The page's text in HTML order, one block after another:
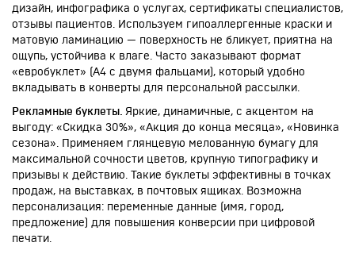
дизайн, инфографика о услугах, сертификаты специалистов,
отзывы пациентов. Используем гипоаллергенные краски и
матовую ламинацию — поверхность не бликует, приятна на
ощупь, устойчива к влаге. Часто заказывают формат
«евробуклет» (А4 с двумя фальцами), который удобно
вкладывать в конверты для персональной рассылки.
Рекламные буклеты. Яркие, динамичные, с акцентом на
выгоду: «Скидка 30%», «Акция до конца месяца», «Новинка
сезона». Применяем глянцевую мелованную бумагу для
максимальной сочности цветов, крупную типографику и
призывы к действию. Такие буклеты эффективны в точках
продаж, на выставках, в почтовых ящиках. Возможна
персонализация: переменные данные (имя, город,
предложение) для повышения конверсии при цифровой
печати.